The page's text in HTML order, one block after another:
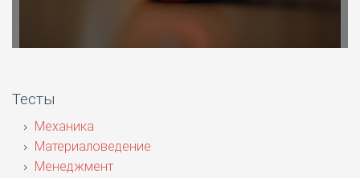
Тесты
Механика
Материаловедение
Менеджмент